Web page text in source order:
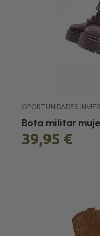
OPORTUNIDADES
Bota militar
39,95 €